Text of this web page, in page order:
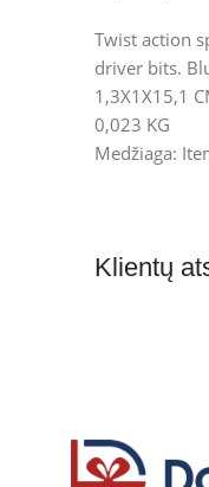
Twist action
driver bits.
1,3X1X15,1
0,023 KG
Medžiaga:
Klientų